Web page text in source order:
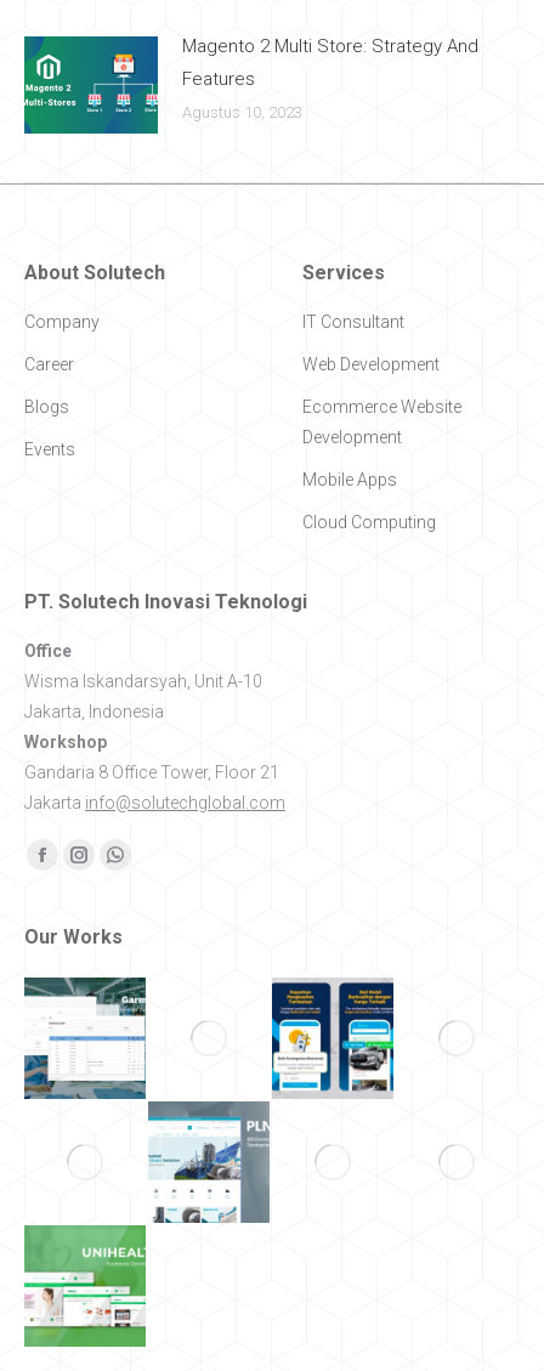
Magento 2 Multi Store: Strategy And
Features
Agustus 10, 2023
About Solutech
Company
Career
Blogs
Events
Services
IT Consultant
Web Development
Ecommerce Website
Development
Mobile Apps
Cloud Computing
PT. Solutech Inovasi Teknologi
Office
Wisma Iskandarsyah, Unit A-10
Jakarta, Indonesia
Workshop
Gandaria 8 Office Tower, Floor 21
Jakarta info@solutechglobal.com
Find us on:
InstagramWhatsapp
Our Works